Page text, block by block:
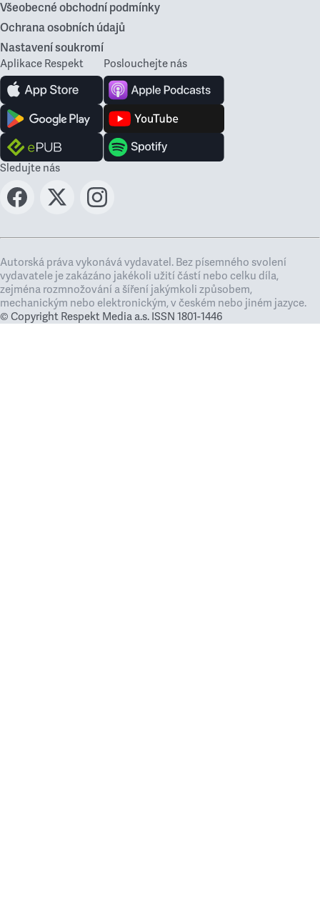
Všeobecné obchodní podmínky
Ochrana osobních údajů
Nastavení soukromí
Aplikace Respekt Poslouchejte nás
Sledujte nás
Autorská práva vykonává vydavatel. Bez písemného svolení
vydavatele je zakázáno jakékoli užití částí nebo celku díla,
zejména rozmnožování a šíření jakýmkoli způsobem,
mechanickým nebo elektronickým, v českém nebo jiném jazyce.
© Copyright Respekt Media a.s. ISSN 1801-1446